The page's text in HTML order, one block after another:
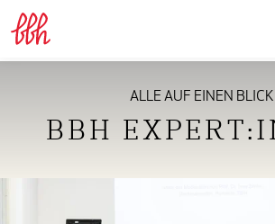
ALLE AUF EINEN BLICK
BBH